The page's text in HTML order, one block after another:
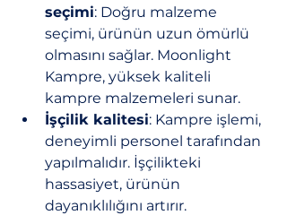
seçimi: Doğru malzeme
seçimi, ürünün uzun ömürlü
olmasını sağlar. Moonlight
Kampre, yüksek kaliteli
kampre malzemeleri sunar.
İşçilik kalitesi: Kampre işlemi,
deneyimli personel tarafından
yapılmalıdır. İşçilikteki
hassasiyet, ürünün
dayanıklılığını artırır.